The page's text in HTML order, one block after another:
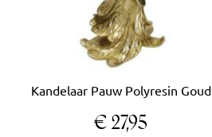
Kandelaar Pauw Polyresin Goud
€ 27,95